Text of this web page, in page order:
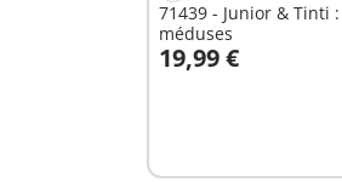
71439 - Junior & Tinti
méduses
19,99 €
Au panier